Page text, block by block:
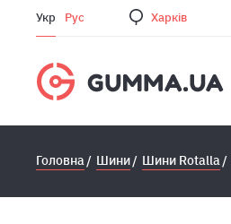
Укр Рус Харкiв
Головна Шини Шини Rotalla